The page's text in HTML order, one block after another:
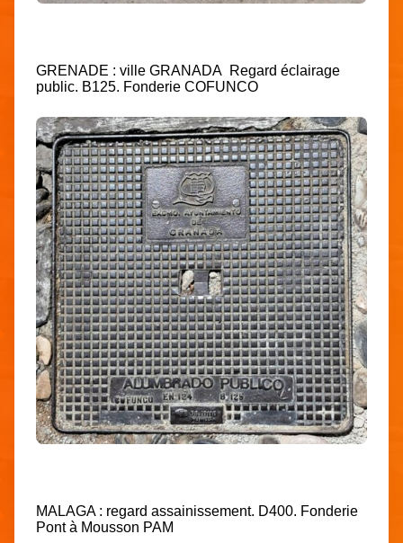
GRENADE : ville GRANADA Regard éclairage
public. B125. Fonderie COFUNCO
MALAGA : regard assainissement. D400. Fonderie
Pont à Mousson PAM